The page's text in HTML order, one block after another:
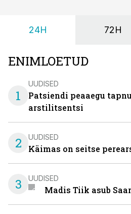
24H 72H
ENIMLOETUD
1
UUDISED
Patsiendi peaaegu
arstilitsentsi
2 UUDISED
Käimas on seitse
3 UUDISED
Madis Tiik asub